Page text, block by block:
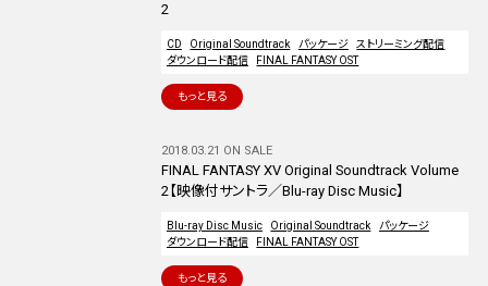
2
CD Original Soundtrack パッケージ
ストリーミング配信
ダウンロード配信
FINAL FANTASY OST
もっと見る
2018.03.21 ON SALE
FINAL FANTASY XV Original Soundtrack Volume
2【映像付サントラ／Blu-ray Disc Music】
Blu-ray Disc Music Original Soundtrack
パッケージ
ダウンロード配信
FINAL FANTASY OST
もっと見る